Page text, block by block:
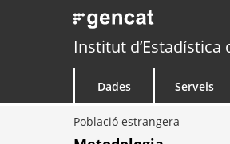
Institut d’Estadística
Dades Serveis
Població estrangera